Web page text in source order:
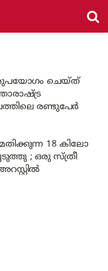
ചെയ്ത്
രണ്ടുപേർ
18 കിലോ
; ഒരു സ്ത്രീ